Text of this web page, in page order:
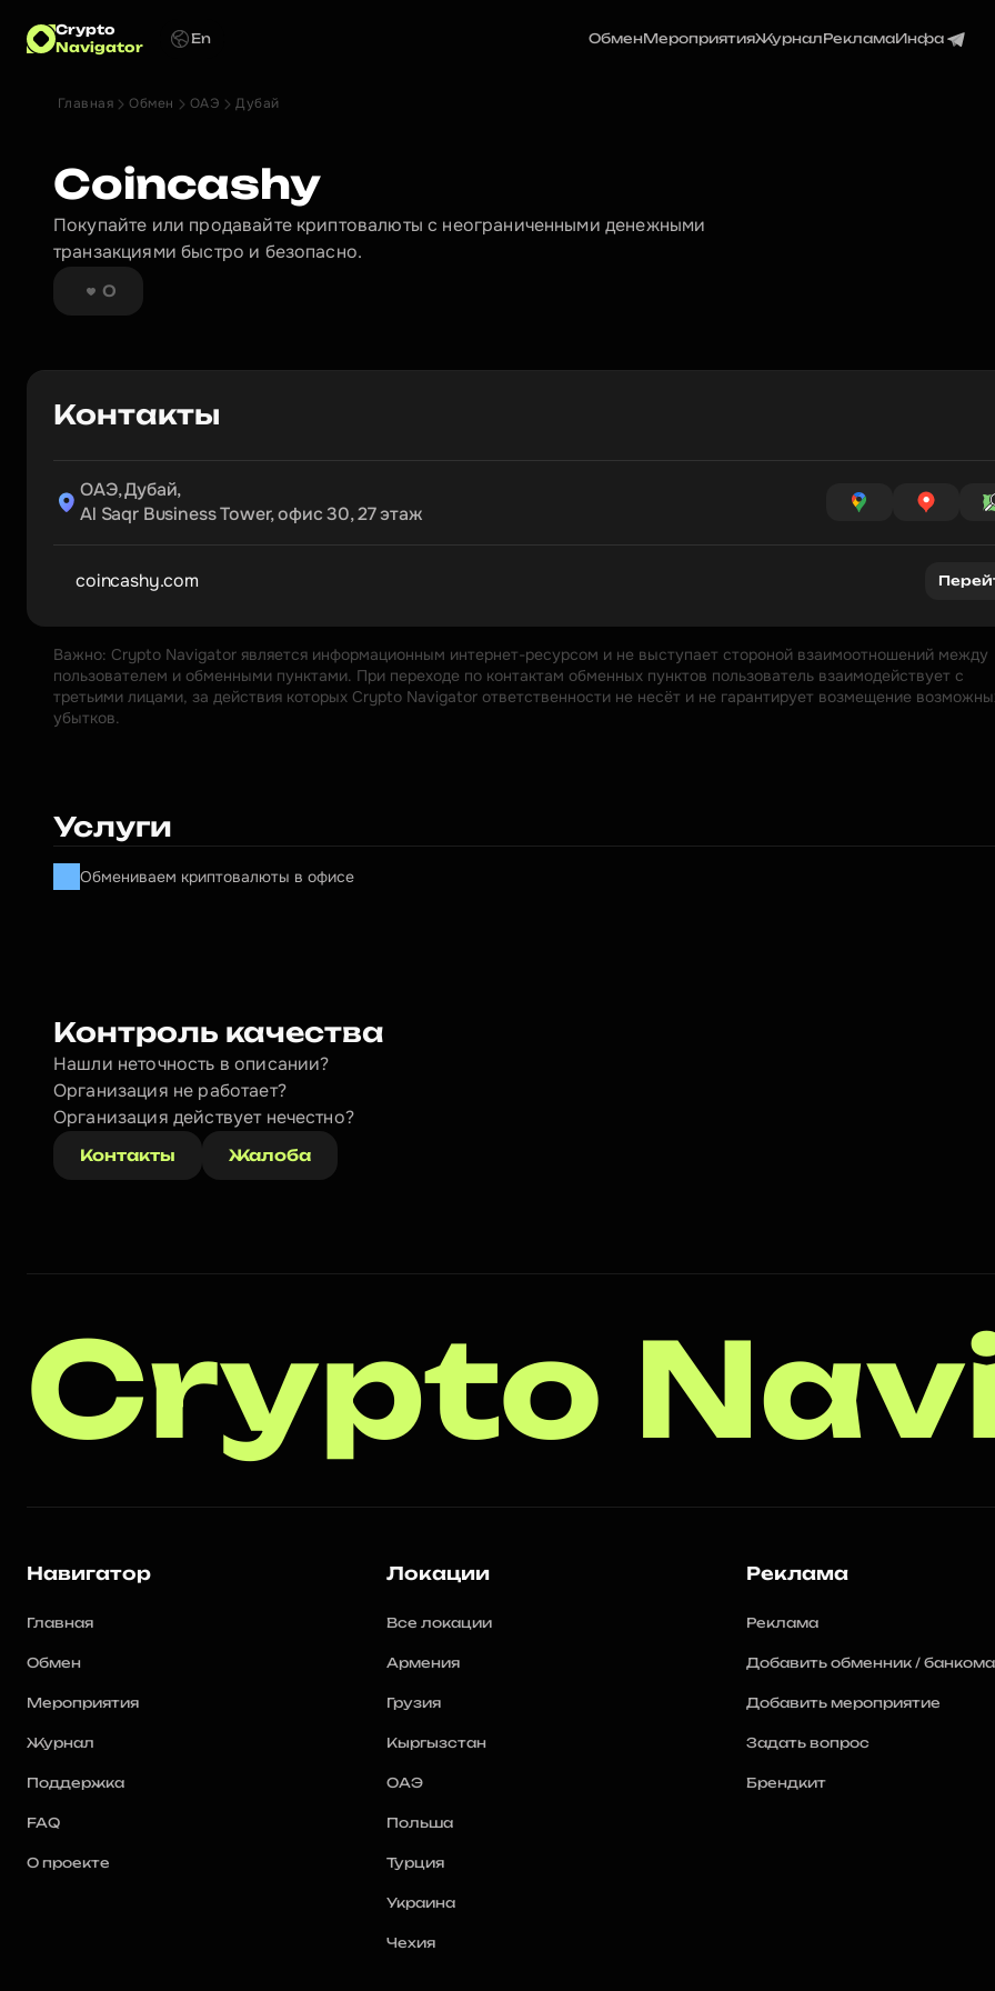
Crypto
Navigator
En ОбменМероприятияЖурналРекламаИнфа
Главная Обмен ОАЭ Дубай
Coincashy
Покупайте или продавайте криптовалюты с неограниченными денежными
транзакциями быстро и безопасно.
0
Контакты
ОАЭ, Дубай,
Al Saqr Business Tower, офис 30, 27 этаж
coincashy.com
Важно: Crypto Navigator является информационным интернет-ресурсом и не выступает стороной взаимоотношений между
пользователем и обменными пунктами. При переходе по контактам обменных пунктов пользователь взаимодействует с
третьими лицами, за действия которых Crypto Navigator ответственности не несёт и не гарантирует возмещение
убытков.
Услуги
Обмениваем криптовалюты в офисе
Контроль качества
Нашли неточность в описании?
Организация не работает?
Организация действует нечестно?
Контакты Жалоба
Crypto
Навигатор
Главная
Обмен
Мероприятия
Журнал
Поддержка
FAQ
О проекте
Локации
Все локации
Армения
Грузия
Кыргызстан
ОАЭ
Польша
Турция
Украина
Чехия
Реклама
Реклама
Добавить обменник /
Добавить мероприятие
Задать вопрос
Брендкит